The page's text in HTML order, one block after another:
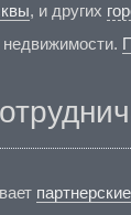
, и других
недвижимости.